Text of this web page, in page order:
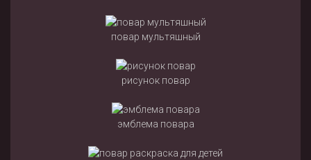
повар мультяшный
рисунок повар
эмблема повара